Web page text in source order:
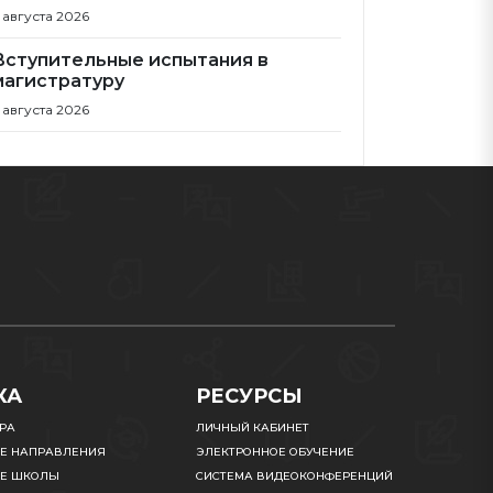
августа 2026
испытания в
августа 2026
НАПРАВЛЕНИЯ
ШКОЛЫ
РЕСУРСЫ
ЛИЧНЫЙ КАБИНЕТ
ЭЛЕКТРОННОЕ ОБУЧЕНИЕ
СИСТЕМА ВИДЕОКОНФЕРЕНЦИЙ